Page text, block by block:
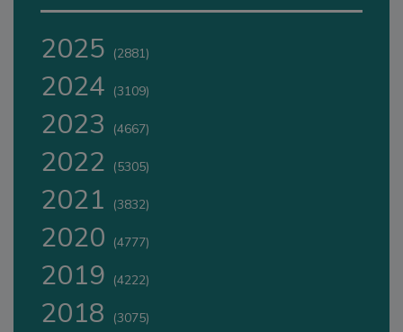
2025 (2881)
2024 (3109)
2023 (4667)
2022 (5305)
2021 (3832)
2020 (4777)
2019 (4222)
2018 (3075)